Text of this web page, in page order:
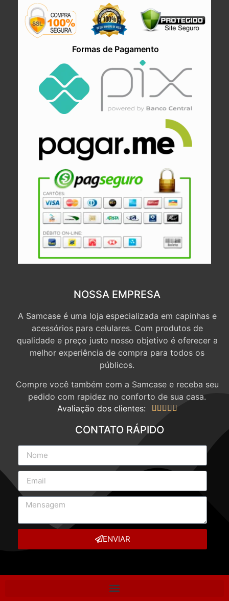
Formas de Pagamento
NOSSA EMPRESA
A Samcase é uma loja especializada em capinhas e
acessórios para celulares. Com produtos de
qualidade e preço justo nosso objetivo é oferecer a
melhor experiência de compra para todos os
públicos.
Compre você também com a Samcase e receba seu
pedido com rapidez no conforto de sua casa.
Avaliação dos clientes:
    
CONTATO RÁPIDO
ENVIAR